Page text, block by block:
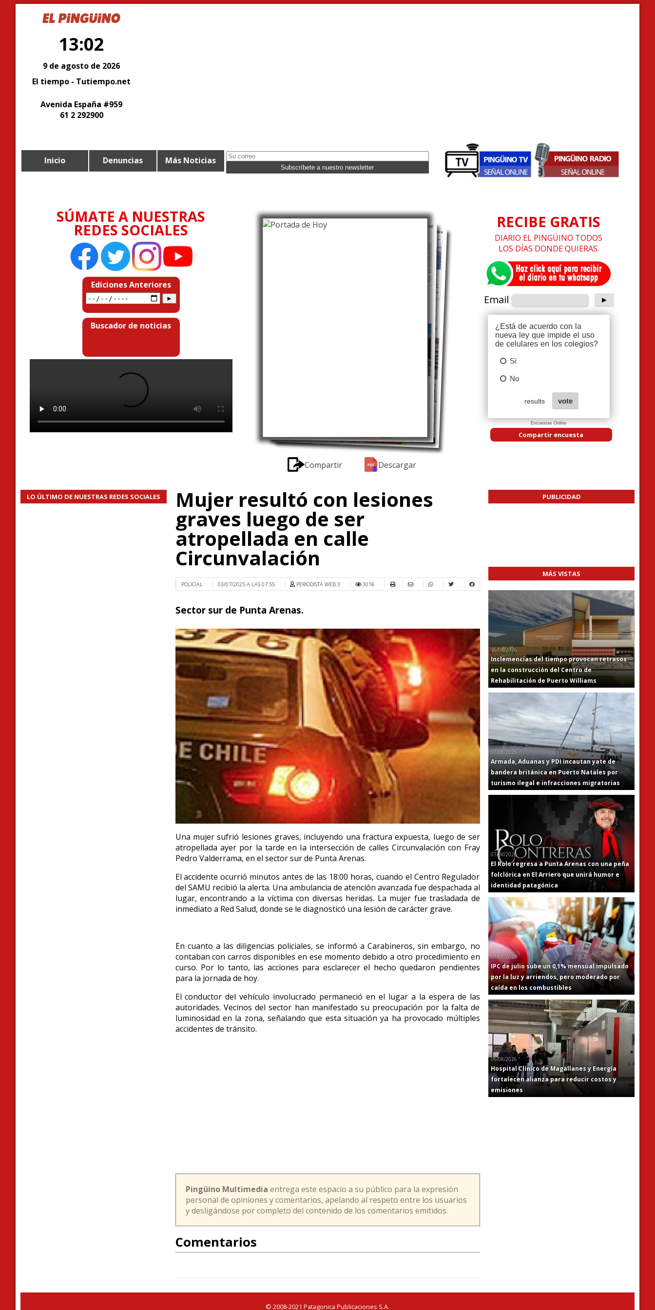
13:02
9 de agosto de 2026
El tiempo - Tutiempo.net
Avenida España #959
61 2 292900
Inicio Denuncias Más Noticias
SÚMATE A NUESTRAS
REDES SOCIALES
Ediciones Anteriores
Buscador de noticias
Compartir Descargar
RECIBE GRATIS
DIARIO EL PINGÜINO TODOS
LOS DÍAS DONDE QUIERAS.
Email
Encuestas Online
Compartir encuesta
LO ÚLTIMO DE NUESTRAS REDES SOCIALES Mujer resultó con lesiones
graves luego de ser
atropellada en calle
Circunvalación
POLICIAL 03/07/2025 A LAS 07:55 PERIODISTA WEB 3 3018
Sector sur de Punta Arenas.
Una mujer sufrió lesiones graves, incluyendo una fractura expuesta, luego de ser
atropellada ayer por la tarde en la intersección de calles Circunvalación con Fray
Pedro Valderrama, en el sector sur de Punta Arenas.
El accidente ocurrió minutos antes de las 18:00 horas, cuando el Centro Regulador
del SAMU recibió la alerta. Una ambulancia de atención avanzada fue despachada al
lugar, encontrando a la víctima con diversas heridas. La mujer fue trasladada de
inmediato a Red Salud, donde se le diagnosticó una lesión de carácter grave.
En cuanto a las diligencias policiales, se informó a Carabineros, sin embargo, no
contaban con carros disponibles en ese momento debido a otro procedimiento en
curso. Por lo tanto, las acciones para esclarecer el hecho quedaron pendientes
para la jornada de hoy.
El conductor del vehículo involucrado permaneció en el lugar a la espera de las
autoridades. Vecinos del sector han manifestado su preocupación por la falta de
luminosidad en la zona, señalando que esta situación ya ha provocado múltiples
accidentes de tránsito.
Pingüino Multimedia entrega este espacio a su público para la expresión
personal de opiniones y comentarios, apelando al respeto entre los usuarios
y desligándose por completo del contenido de los comentarios emitidos.
Comentarios
PUBLICIDAD
MÁS VISTAS
06/08/2026
Inclemencias del tiempo provocan retrasos
en la construcción del Centro de
Rehabilitación de Puerto Williams
07/08/2026
Armada, Aduanas y PDI incautan yate de
bandera británica en Puerto Natales por
turismo ilegal e infracciones migratorias
07/08/2026
El Rolo regresa a Punta Arenas con una peña
folclórica en El Arriero que unirá humor e
identidad patagónica
07/08/2026
IPC de julio sube un 0,1% mensual impulsado
por la luz y arriendos, pero moderado por
caída en los combustibles
06/08/2026
Hospital Clínico de Magallanes y Energía
fortalecen alianza para reducir costos y
emisiones
© 2008-2021 Patagonica Publicaciones S.A.